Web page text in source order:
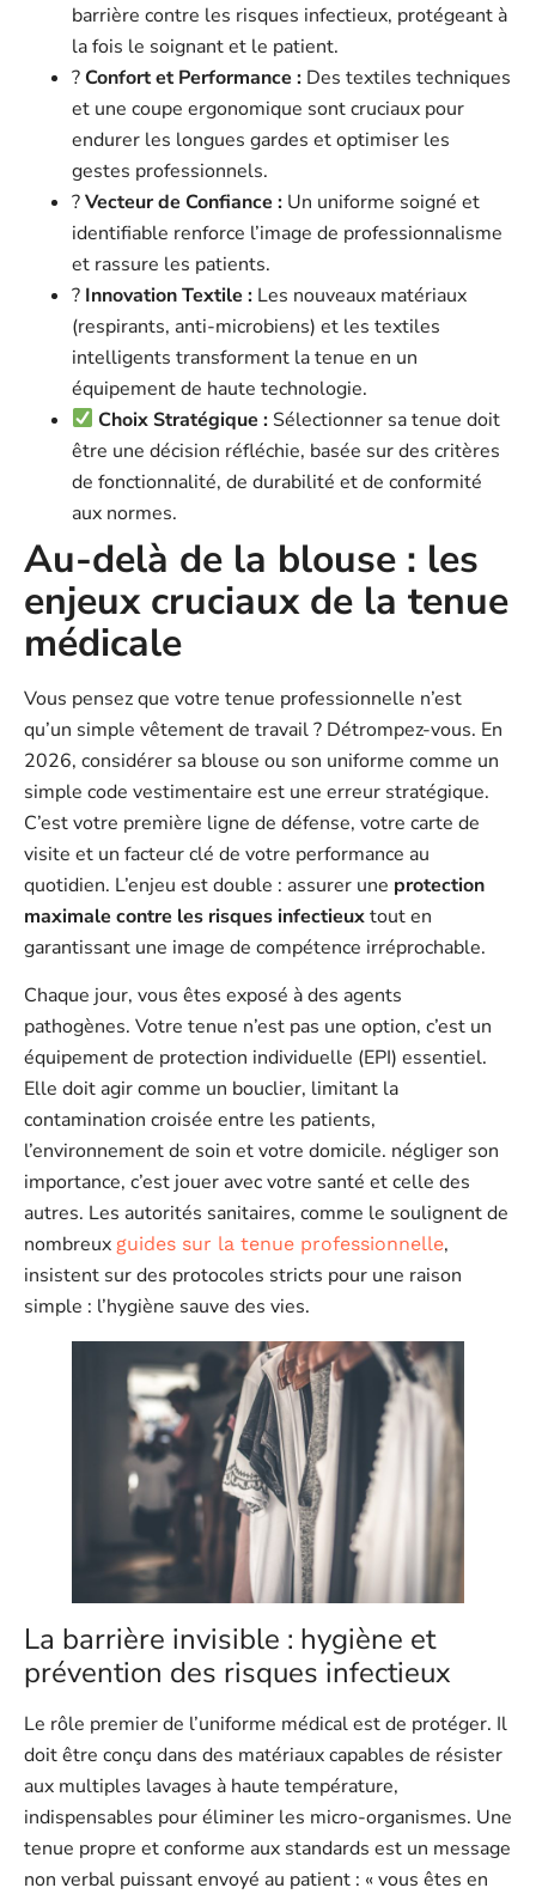
barrière contre les risques infectieux, protégeant à
la fois le soignant et le patient.
?Confort et Performance : Des textiles techniques
et une coupe ergonomique sont cruciaux pour
endurer les longues gardes et optimiser les
gestes professionnels.
?Vecteur de Confiance : Un uniforme soigné et
identifiable renforce l’image de professionnalisme
et rassure les patients.
? Innovation Textile : Les nouveaux matériaux
(respirants, anti-microbiens) et les textiles
intelligents transforment la tenue en un
équipement de haute technologie.
Choix Stratégique : Sélectionner sa tenue doit
être une décision réfléchie, basée sur des critères
de fonctionnalité, de durabilité et de conformité
aux normes.
Au-delà de la blouse : les
enjeux cruciaux de la tenue
médicale
Vous pensez que votre tenue professionnelle n’est
qu’un simple vêtement de travail ? Détrompez-vous. En
2026, considérer sa blouse ou son uniforme comme un
simple code vestimentaire est une erreur stratégique.
C’est votre première ligne de défense, votre carte de
visite et un facteur clé de votre performance au
quotidien. L’enjeu est double : assurer une protection
maximale contre les risques infectieuxtout en
garantissant une image de compétence irréprochable.
Chaque jour, vous êtes exposé à des agents
pathogènes. Votre tenue n’est pas une option, c’est un
équipement de protection individuelle (EPI) essentiel.
Elle doit agir comme un bouclier, limitant la
contamination croisée entre les patients,
l’environnement de soin et votre domicile. négliger son
importance, c’est jouer avec votre santé et celle des
autres. Les autorités sanitaires, comme le soulignent de
nombreux guides sur la tenue professionnelle,
insistent sur des protocoles stricts pour une raison
simple : l’hygiène sauve des vies.
La barrière invisible : hygiène et
prévention des risques infectieux
Le rôle premier de l’uniforme médical est de protéger. Il
doit être conçu dans des matériaux capables de résister
aux multiples lavages à haute température,
indispensables pour éliminer les micro-organismes. Une
tenue propre et conforme aux standards est un message
non verbal puissant envoyé au patient : « vous êtes en